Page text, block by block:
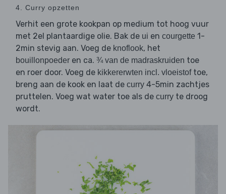
4. Curry opzetten
Verhit een grote kookpan op medium tot hoog vuur
met 2el plantaardige olie. Bak de ui en courgette 1-
2min stevig aan. Voeg de knoflook, het
bouillonpoeder en ca. ¾ van de madraskruiden toe
en roer door. Voeg de kikkererwten incl. vloeistoftoe,
breng aan de kook en laat de curry 4-5min zachtjes
pruttelen. Voeg wat water toe als de curry te droog
wordt.